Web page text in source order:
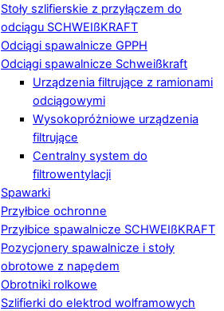
Stoły szlifierskie z przyłączem do
odciągu SCHWEIßKRAFT
Odciągi spawalnicze GPPH
Odciągi spawalnicze Schweißkraft
Urządzenia filtrujące z ramionami
odciągowymi
Wysokopróżniowe urządzenia
filtrujące
Centralny system do
filtrowentylacji
Spawarki
Przyłbice ochronne
Przyłbice spawalnicze SCHWEIßKRAFT
Pozycjonery spawalnicze i stoły
obrotowe z napędem
Obrotniki rolkowe
Szlifierki do elektrod wolframowych